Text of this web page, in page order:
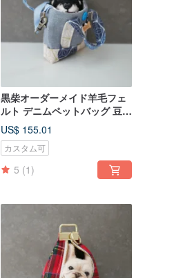
黒柴オーダーメイド羊毛フェ
ルト デニムペットバッグ 豆豆
シリーズ
US$ 155.01
カスタム可
5 (1)